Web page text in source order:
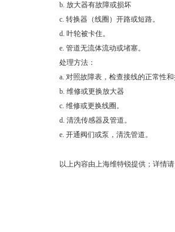
b. 放大器有故障或损坏
c. 转换器（线圈）开路或短路。
d. 叶轮被卡住。
e. 管道无流体流动或堵塞。
处理方法：
a. 对照故障表，检查接线的正常性
b. 维修或更换放大器
c. 维修或更换线圈。
d. 清洗传感器及管道。
e. 开通阀们或泵，清洗管道。
以上内容由上海维特锐提供；详情